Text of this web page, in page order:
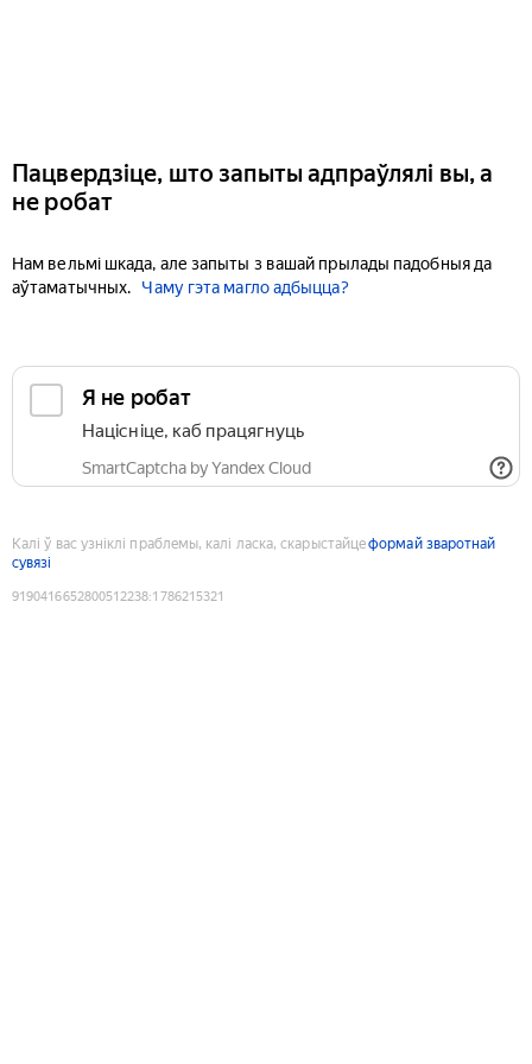
Пацвердзіце, што запыты адпраўлялі вы, а
не робат
Нам вельмі шкада, але запыты з вашай прылады падобныя да
аўтаматычных.
Чаму гэта магло адбыцца?
Я не робат
Націсніце, каб працягнуць
SmartCaptcha by Yandex Cloud
Калі ў вас узніклі праблемы, калі ласка, скарыстайцеформай зваротнай
сувязі
9190416652800512238:1786215321